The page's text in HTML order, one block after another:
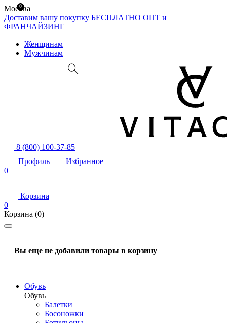
Москва
Доставим вашу покупку БЕСПЛАТНО ОПТ и
ФРАНЧАЙЗИНГ
Женщинам
Мужчинам
8 (800) 100-37-85
Профиль
Избранное
0
Корзина
0
Корзина (0)
Вы еще не добавили товары в корзину
Обувь
Обувь
Балетки
Босоножки
0